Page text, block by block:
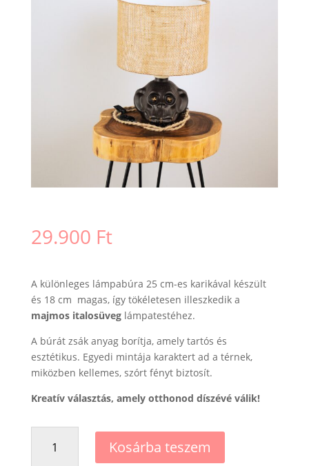
29.900 Ft
A különleges lámpabúra 25 cm-es karikával készült
és 18 cm magas, így tökéletesen illeszkedik a
majmos italosüveglámpatestéhez.
A búrát zsák anyag borítja, amely tartós és
esztétikus. Egyedi mintája karaktert ad a térnek,
miközben kellemes, szórt fényt biztosít.
Kreatív választás, amely otthonod díszévé válik!
lamp
Kosárba teszem